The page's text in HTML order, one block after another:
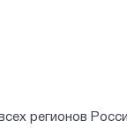
регионов